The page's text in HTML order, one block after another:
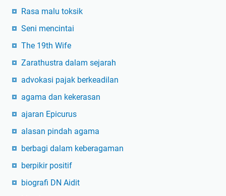
Rasa malu toksik
Seni mencintai
The 19th Wife
Zarathustra dalam sejarah
advokasi pajak berkeadilan
agama dan kekerasan
ajaran Epicurus
alasan pindah agama
berbagi dalam keberagaman
berpikir positif
biografi DN Aidit